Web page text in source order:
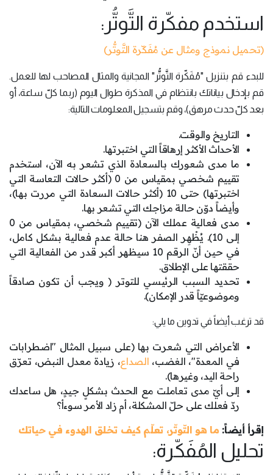
استخدم مفكّرة التَّوتُّر:
(تحميل نموذج ومثال عن مُفَكّرة التَّوتُّر)
للبدء قم بتنزيل "مُفَكّرة التَّوتُّر" المجانية والمثال المصاحب لها للعمل.
قم بإدخال بياناتك بانتظام في المذكرة طوال اليوم (ربما كلّ ساعة، أو
بعد كلّ حدث مرهق)، وقم بتسجيل المعلومات التالية:
التاريخ والوقت.
الأحداث الأكثر إرهاقاً التي اختبرتها.
ما مدى شعورك بالسعادة الذي تشعر به الآن، استخدم
تقييم شخصي بمقياس من 0 (أكثر حالات التعاسة التي
اختبرتها) حتى 10 (أكثر حالات السعادة التي مررت بها)،
وأيضاً دوّن حالة مزاجك التي تشعر بها.
مدى فعالية عملك الآن (تقييم شخصي، بمقياس من 0
إلى 10). يُظْهِر الصفر هنا حالة عدم فعالية بشكل كامل،
في حين أنّ الرقم 10 سيظهر أكبر قدر من الفعالية التي
حققتها على الإطلاق.
تحديد السبب الرئيسي للتوتر ( ويجب أن تكون صادقاً
وموضوعيّاً قدر الإمكان).
قد ترغب أيضاً في تدوين ما يلي:
الأعراض التي شعرت بها (على سبيل المثال "اضطرابات
في المعدة"، الغضب، الصداع، زيادة معدل النبض، تعرّق
راحة اليد، وغيرها).
إلى أيّ مدى تعاملت مع الحدث بشكلٍ جيدٍ، هل ساعدك
ردّ فعلك على حلّ المشكلة، أم زاد الأمر سوءأ؟
إقرأ أيضاً: ما هو التّوتّر، تعلّم كيف تخلق الهدوء في حياتك
تحليل المُفَكّرة: